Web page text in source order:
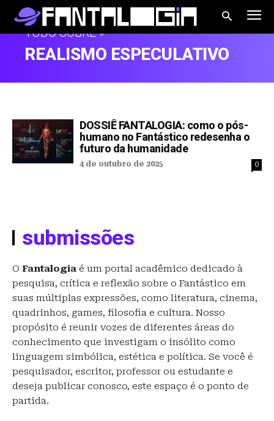
TUDO SOBRE »
REALISMO ESPECULATIVO
DOSSIÊ FANTALOGIA: como o pós-
humano no Fantástico redesenha o
futuro da humanidade
4 de outubro de 2025 0
submissões
O Fantalogia é um portal acadêmico dedicado à
pesquisa, crítica e reflexão sobre o Fantástico em
suas múltiplas expressões, como literatura, cinema,
quadrinhos, games, filosofia e cultura. Nosso
propósito é reunir vozes de diferentes áreas do
conhecimento que investigam o insólito como
linguagem simbólica, estética e política. Se você é
pesquisador, escritor, professor ou estudante e
deseja publicar conosco, este espaço é o ponto de
partida.